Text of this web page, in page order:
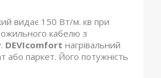
видає 150 Вт/м. кв при
кабелю з
DEVIcomfort нагрівальний
або паркет. Його потужність